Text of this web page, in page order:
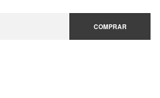
COMPRAR